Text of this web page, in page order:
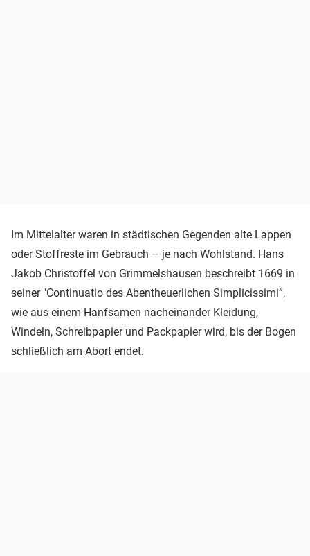
Im Mittelalter waren in städtischen Gegenden alte Lappen
oder Stoffreste im Gebrauch – je nach Wohlstand. Hans
Jakob Christoffel von Grimmelshausen beschreibt 1669 in
seiner "Continuatio des Abentheuerlichen Simplicissimi“,
wie aus einem Hanfsamen nacheinander Kleidung,
Windeln, Schreibpapier und Packpapier wird, bis der Bogen
schließlich am Abort endet.